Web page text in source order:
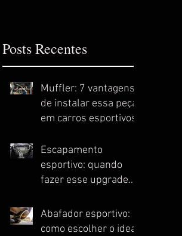
Posts Recentes
Muffler: 7 vantagens
de instalar essa peça
em carros esportivos
Escapamento
esportivo: quando
fazer esse upgrade
Abafador esportivo:
como escolher o ideal